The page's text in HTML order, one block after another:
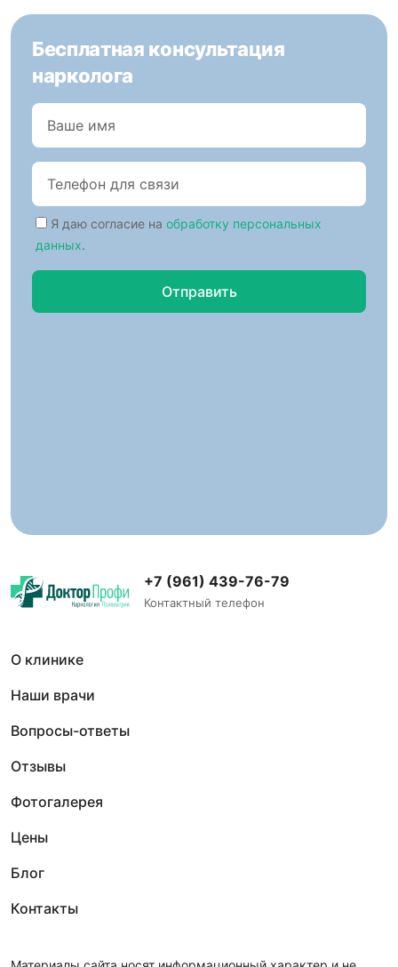
Бесплатная консультация
нарколога
Я даю согласие на обработку персональных
данных.
Отправить
+7 (961) 439-76-79
Контактный телефон
О клинике
Наши врачи
Вопросы-ответы
Отзывы
Фотогалерея
Цены
Блог
Контакты